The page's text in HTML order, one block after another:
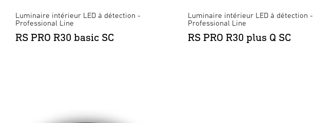
Luminaire intérieur LED à détection -
Professional Line
RS PRO R30 basic SC
Luminaire intérieur LED à détection -
Professional Line
RS PRO R30 plus Q SC